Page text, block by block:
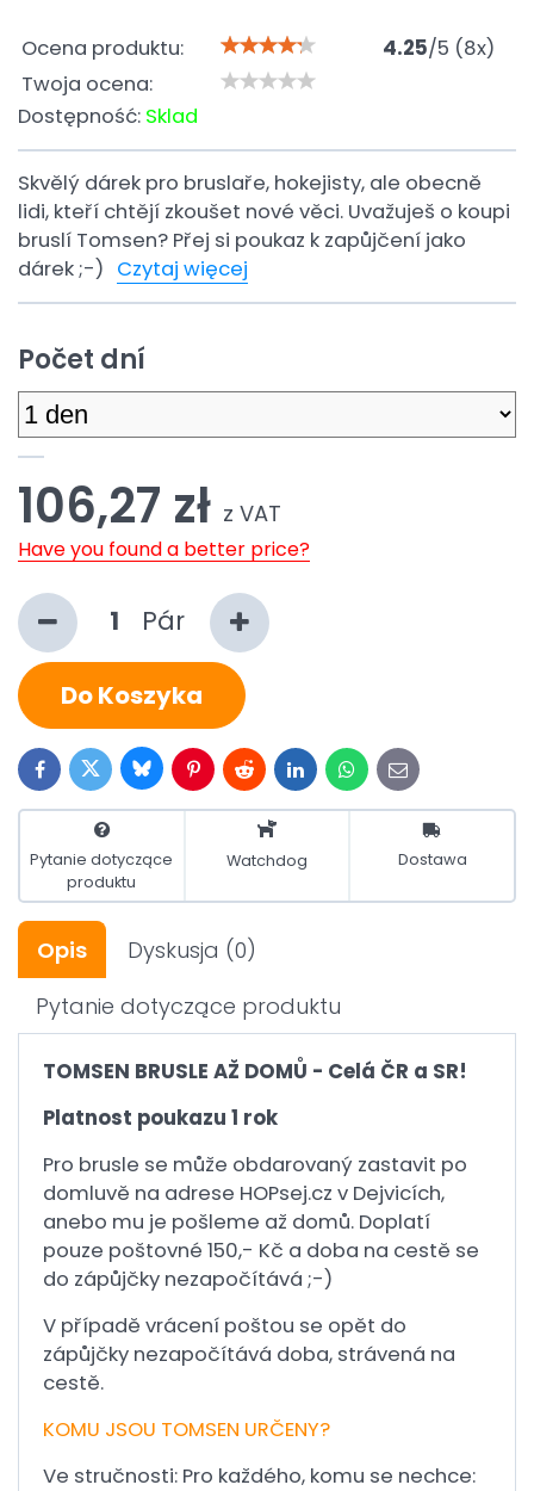
Ocena produktu: 4.25/5 (8x)
Twoja ocena:
Dostępność: Sklad
Skvělý dárek pro bruslaře, hokejisty, ale obecně
lidi, kteří chtějí zkoušet nové věci. Uvažuješ o koupi
bruslí Tomsen? Přej si poukaz k zapůjčení jako
dárek ;-) Czytaj więcej
Počet dní
106,27 zł z VAT
Have you found a better price?
Pár
Do Koszyka
FacebookTwitterBlueskyPinterestRedditLinkedInWhatsApp
E-
mail
Pytanie dotyczące
produktu
Watchdog Dostawa
Opis Dyskusja (0)
Pytanie dotyczące produktu
TOMSEN BRUSLE AŽ DOMŮ - Celá ČR a SR!
Platnost poukazu 1 rok
Pro brusle se může obdarovaný zastavit po
domluvě na adrese HOPsej.cz v Dejvicích,
anebo mu je pošleme až domů. Doplatí
pouze poštovné 150,- Kč a doba na cestě se
do zápůjčky nezapočítává ;-)
V případě vrácení poštou se opět do
zápůjčky nezapočítává doba, strávená na
cestě.
KOMU JSOU TOMSEN URČENY?
Ve stručnosti: Pro každého, komu se nechce: